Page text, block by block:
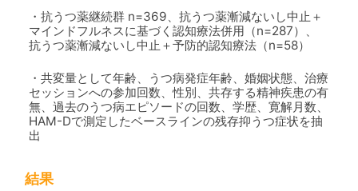
・抗うつ薬継続群 n=369、抗うつ薬漸減ないし中止＋
マインドフルネスに基づく認知療法併用（n=287）、
抗うつ薬漸減ないし中止＋予防的認知療法（n=58）
・共変量として年齢、うつ病発症年齢、婚姻状態、治療
セッションへの参加回数、性別、共存する精神疾患の有
無、過去のうつ病エピソードの回数、学歴、寛解月数、
HAM-Dで測定したベースラインの残存抑うつ症状を抽
出
結果